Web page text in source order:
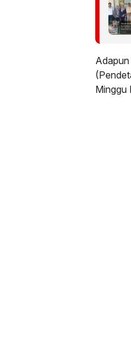
Adapun
Minggu